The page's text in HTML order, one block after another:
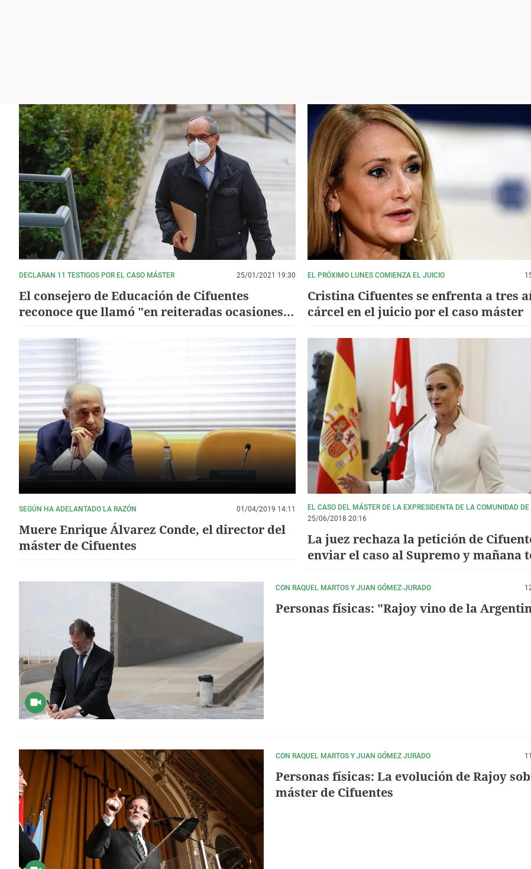
DECLARAN 11 TESTIGOS POR EL CASO MÁSTER 25/01/2021 19:30
El consejero de Educación de Cifuentes
reconoce que llamó "en reiteradas ocasiones"
EL PRÓXIMO LUNES COMIENZA EL JUICIO
Cristina Cifuentes se enfrenta a tres
cárcel en el juicio por el caso máster
SEGÚN HA ADELANTADO LA RAZÓN 01/04/2019 14:11
Muere Enrique Álvarez Conde, el director del
máster de Cifuentes
EL CASO DEL MÁSTER DE LA EXPRESIDENTA DE LA COMUNIDAD
25/06/2018 20:16
La juez rechaza la petición de
enviar el caso al Supremo y mañana
CON RAQUEL MARTOS Y JUAN GÓMEZ-JURADO
Personas físicas: "Rajoy vino de la
CON RAQUEL MARTOS Y JUAN GÓMEZ JURADO
Personas físicas: La evolución de Rajoy
máster de Cifuentes